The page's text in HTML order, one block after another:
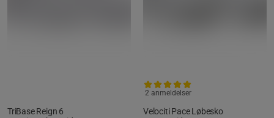
TriBase Reign 6
Velociti Pace Løbesko
2 anmeldelser